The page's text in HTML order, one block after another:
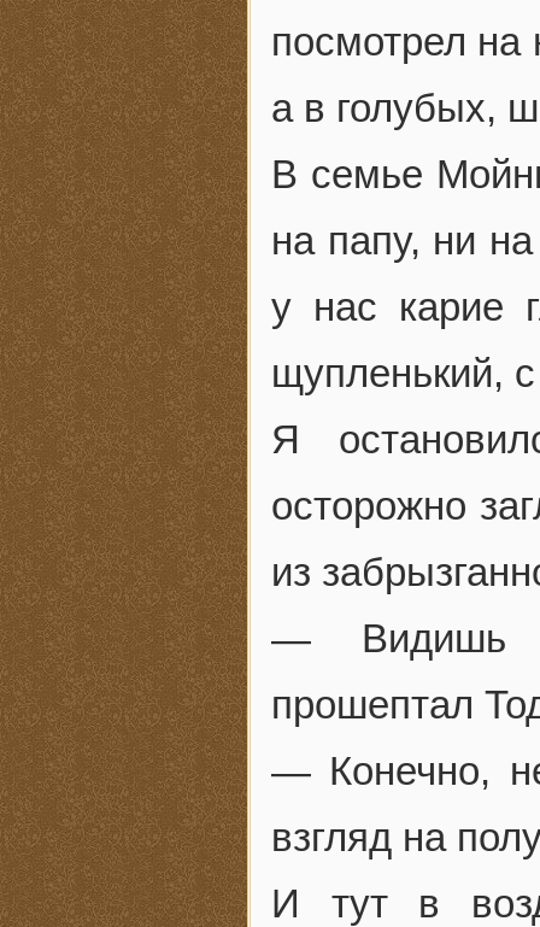
посмотрел на
а в голубых,
В семье
на папу, ни
у нас карие
щупленький,
Я
осторожно
из
— Видишь
прошептал
— Конечно,
взгляд на
И тут в